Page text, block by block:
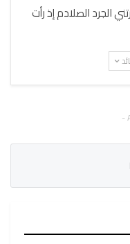
الجرد الصلادم إذ رأت
-